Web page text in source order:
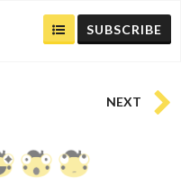
SUBSCRIBE
NEXT